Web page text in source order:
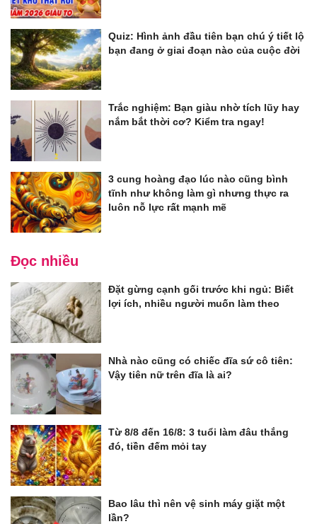
Quiz: Hình ảnh đầu tiên bạn chú ý tiết lộ
bạn đang ở giai đoạn nào của cuộc đời
Trắc nghiệm: Bạn giàu nhờ tích lũy hay
nắm bắt thời cơ? Kiểm tra ngay!
3 cung hoàng đạo lúc nào cũng bình
tĩnh như không làm gì nhưng thực ra
luôn nỗ lực rất mạnh mẽ
Đọc nhiều
Đặt gừng cạnh gối trước khi ngủ: Biết
lợi ích, nhiều người muốn làm theo
Nhà nào cũng có chiếc đĩa sứ cô tiên:
Vậy tiên nữ trên đĩa là ai?
Từ 8/8 đến 16/8: 3 tuổi làm đâu thắng
đó, tiền đếm mỏi tay
Bao lâu thì nên vệ sinh máy giặt một
lần?